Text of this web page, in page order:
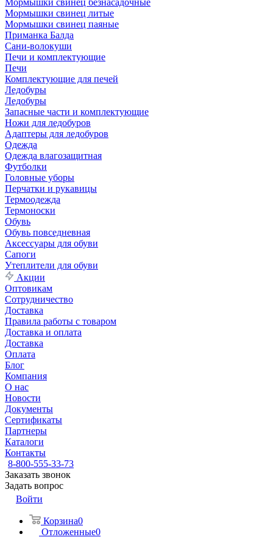
Мормышки свинец безнасадочные
Мормышки свинец литые
Мормышки свинец паяные
Приманка Балда
Сани-волокуши
Печи и комплектующие
Печи
Комплектующие для печей
Ледобуры
Ледобуры
Запасные части и комплектующие
Ножи для ледобуров
Адаптеры для ледобуров
Одежда
Одежда влагозащитная
Футболки
Головные уборы
Перчатки и рукавицы
Термоодежда
Термоноски
Обувь
Обувь повседневная
Аксессуары для обуви
Сапоги
Утеплители для обуви
Акции
Оптовикам
Сотрудничество
Доставка
Правила работы с товаром
Доставка и оплата
Доставка
Оплата
Блог
Компания
О нас
Новости
Документы
Сертификаты
Партнеры
Каталоги
Контакты
8-800-555-33-73
Заказать звонок
Задать вопрос
Войти
Корзина0
Отложенные0